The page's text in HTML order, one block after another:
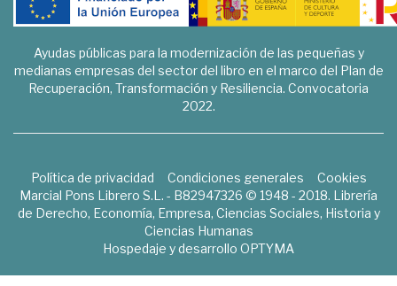
Ayudas públicas para la modernización de las pequeñas y
medianas empresas del sector del libro en el marco del Plan de
Recuperación, Transformación y Resiliencia. Convocatoria
2022.
Política de privacidad Condiciones generales
Cookies
Marcial Pons Librero S.L. - B82947326 © 1948 - 2018. Librería
de Derecho, Economía, Empresa, Ciencias Sociales, Historia y
Ciencias Humanas
Hospedaje y desarrollo OPTYMA